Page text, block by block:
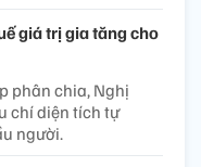
giá trị gia tăng cho
phân chia, Nghị
chí diện tích tự
người.